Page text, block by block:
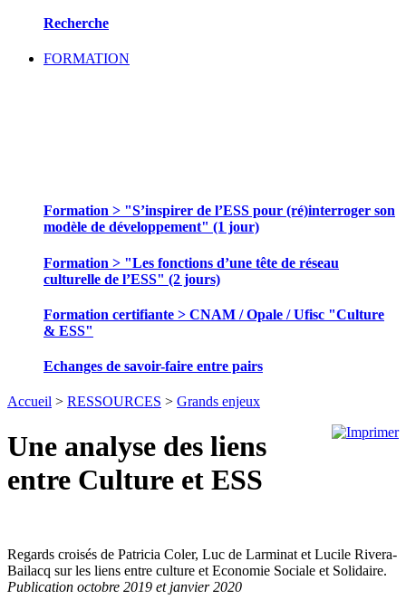
Recherche
FORMATION
Formation > "S’inspirer de l’ESS pour (ré)interroger son
modèle de développement" (1 jour)
Formation > "Les fonctions d’une tête de réseau
culturelle de l’ESS" (2 jours)
Formation certifiante > CNAM / Opale / Ufisc "Culture
& ESS"
Echanges de savoir-faire entre pairs
Accueil > RESSOURCES > Grands enjeux
Une analyse des liens
entre Culture et ESS
Regards croisés de Patricia Coler, Luc de Larminat et Lucile Rivera-
Bailacq sur les liens entre culture et Economie Sociale et Solidaire.
Publication octobre 2019 et janvier 2020